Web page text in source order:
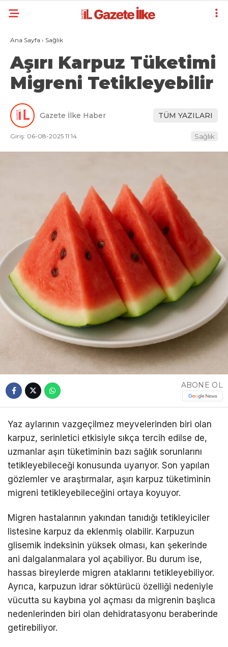
Ana Sayfa › Sağlık
Aşırı Karpuz Tüketimi
Migreni Tetikleyebilir
Gazete İlke Haber TÜM YAZILARI
Giriş: 06-08-2025 11:14 Sağlık
ABONE OL
Yaz aylarının vazgeçilmez meyvelerinden biri olan
karpuz, serinletici etkisiyle sıkça tercih edilse de,
uzmanlar aşırı tüketiminin bazı sağlık sorunlarını
tetikleyebileceği konusunda uyarıyor. Son yapılan
gözlemler ve araştırmalar, aşırı karpuz tüketiminin
migreni tetikleyebileceğini ortaya koyuyor.
Migren hastalarının yakından tanıdığı tetikleyiciler
listesine karpuz da eklenmiş olabilir. Karpuzun
glisemik indeksinin yüksek olması, kan şekerinde
ani dalgalanmalara yol açabiliyor. Bu durum ise,
hassas bireylerde migren ataklarını tetikleyebiliyor.
Ayrıca, karpuzun idrar söktürücü özelliği nedeniyle
vücutta su kaybına yol açması da migrenin başlıca
nedenlerinden biri olan dehidratasyonu beraberinde
getirebiliyor.